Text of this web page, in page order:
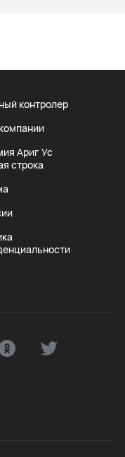
контролер
Ариг Ус
строка